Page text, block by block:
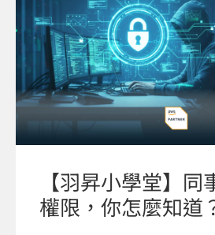
【羽昇小學堂】
權限，你怎麼知道